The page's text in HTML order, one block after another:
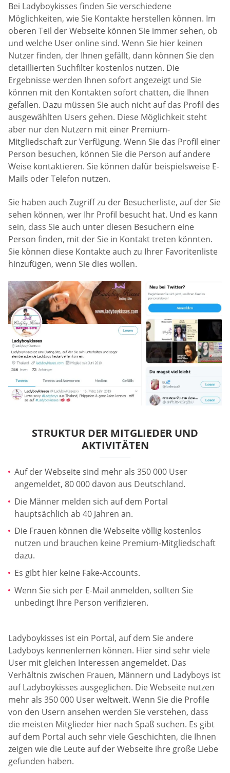
Bei Ladyboykisses finden Sie verschiedene
Möglichkeiten, wie Sie Kontakte herstellen können. Im
oberen Teil der Webseite können Sie immer sehen, ob
und welche User online sind. Wenn Sie hier keinen
Nutzer finden, der Ihnen gefällt, dann können Sie den
detaillierten Suchfilter kostenlos nutzen. Die
Ergebnisse werden Ihnen sofort angezeigt und Sie
können mit den Kontakten sofort chatten, die Ihnen
gefallen. Dazu müssen Sie auch nicht auf das Profil des
ausgewählten Users gehen. Diese Möglichkeit steht
aber nur den Nutzern mit einer Premium-
Mitgliedschaft zur Verfügung. Wenn Sie das Profil einer
Person besuchen, können Sie die Person auf andere
Weise kontaktieren. Sie können dafür beispielsweise E-
Mails oder Telefon nutzen.
Sie haben auch Zugriff zu der Besucherliste, auf der Sie
sehen können, wer Ihr Profil besucht hat. Und es kann
sein, dass Sie auch unter diesen Besuchern eine
Person finden, mit der Sie in Kontakt treten könnten.
Sie können diese Kontakte auch zu Ihrer Favoritenliste
hinzufügen, wenn Sie dies wollen.
STRUKTUR DER MITGLIEDER UND
AKTIVITÄTEN
Auf der Webseite sind mehr als 350 000 User
angemeldet, 80 000 davon aus Deutschland.
Die Männer melden sich auf dem Portal
hauptsächlich ab 40 Jahren an.
Die Frauen können die Webseite völlig kostenlos
nutzen und brauchen keine Premium-Mitgliedschaft
dazu.
Es gibt hier keine Fake-Accounts.
Wenn Sie sich per E-Mail anmelden, sollten Sie
unbedingt Ihre Person verifizieren.
Ladyboykisses ist ein Portal, auf dem Sie andere
Ladyboys kennenlernen können. Hier sind sehr viele
User mit gleichen Interessen angemeldet. Das
Verhältnis zwischen Frauen, Männern und Ladyboys ist
auf Ladyboykisses ausgeglichen. Die Webseite nutzen
mehr als 350 000 User weltweit. Wenn Sie die Profile
von den Usern ansehen werden Sie verstehen, dass
die meisten Mitglieder hier nach Spaß suchen. Es gibt
auf dem Portal auch sehr viele Geschichten, die Ihnen
zeigen wie die Leute auf der Webseite ihre große Liebe
gefunden haben.